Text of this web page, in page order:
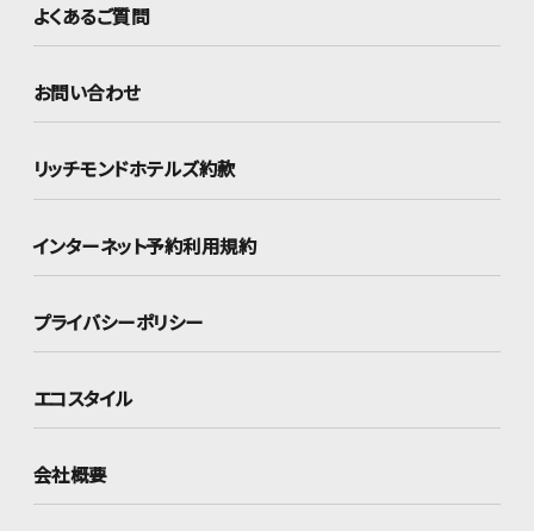
よくあるご質問
お問い合わせ
リッチモンドホテルズ約款
インターネット予約利用規約
プライバシーポリシー
エコスタイル
会社概要